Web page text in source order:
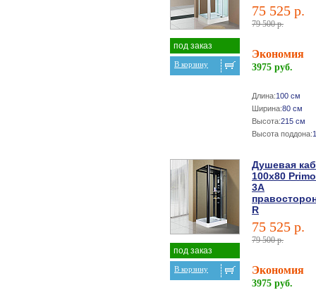
под заказ
В корзину
75 525 р.
79 500 р.
Экономия
3975 руб.
Длина:100 см
Ширина:80 см
Высота:215 см
Высота поддона:
под заказ
В корзину
Душевая
100х80
3A
R
75 525 р.
79 500 р.
Экономия
3975 руб.